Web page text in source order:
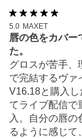
5.0 MAXET
唇の色をカバー
た。
グロスが苦手、
で完結するヴァ
V16.18と購入
てライブ配信で
入。自分の唇の
るように感じて